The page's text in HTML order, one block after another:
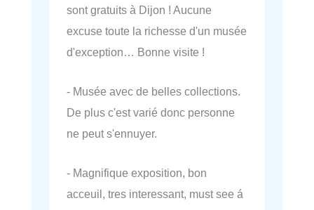
sont gratuits à Dijon ! Aucune
excuse toute la richesse d'un musée
d'exception… Bonne visite !
- Musée avec de belles collections.
De plus c'est varié donc personne
ne peut s'ennuyer.
- Magnifique exposition, bon
acceuil, tres interessant, must see á